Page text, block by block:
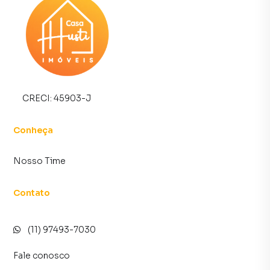
✔ Fogão e forno inclusos
✔ Fácil acesso à Raposo Tavares
✔ Excelente localização no Jardim dos Ipês
✔ Ótima oportunidade para morar ou investir
✔ Lazer para você e sua família ao seu alcance
✨ Um apartamento completo para quem busca
📲 Agende sua visita com a Casa Husti Imóveis e venha
Cotia/SP!
ou deseja mais informações sobre Apartamento em
(11) 97493-7030.
CRECI: 45903-J
Conheça
Nosso Time
Contato
(11) 97493-7030
Fale conosco